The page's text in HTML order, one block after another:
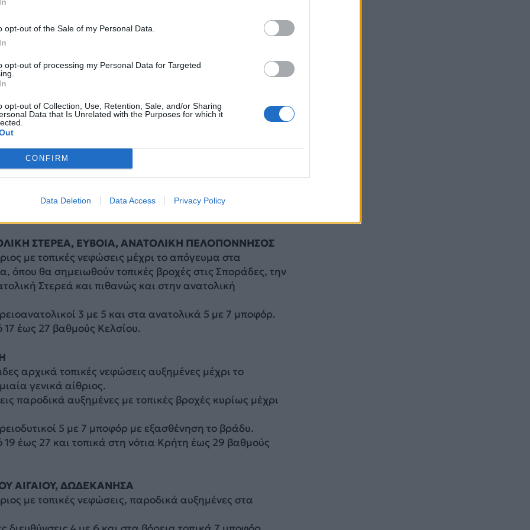
opt-out of the Sale of my Personal Data.
opt-out of processing my Personal Data for Targeted
opt-out of Collection, Use, Retention, Sale, and/or Sharing
Data that Is Unrelated with the Purposes for which it
CONFIRM
Data Deletion Data Access Privacy Policy
ΔΥΤΙΚΗ ΣΤΕΡΕΑ, ΔΥΤΙΚΗ ΠΕΛΟΠΟΝΝΗΣΟΣ
με παροδικά αυξημένες νεφώσεις τις μεσημβρινές και
στα ορεινά της Ηπείρου.
4 και τοπικά βορειοανατολικοί μέχρι 5 μποφόρ, από το
έως 28 βαθμούς Κελσίου. Στα βόρεια η ελάχιστη 3 με 4
ΣΤΕΡΕΑ, ΕΥΒΟΙΑ, ΑΝΑΤΟΛΙΚΗ ΠΕΛΟΠΟΝΝΗΣΟΣ
με τοπικές νεφώσεις μέχρι το απόγευμα στα
όπου θα σημειωθούν τοπικές βροχές στις Σποράδες, την
Στερεά και πιθανώς και στην ανατολική
3 με 5 και στα ανατολικά 5 με 7 μποφόρ.
έως 27 βαθμούς Κελσίου.
αρχικά τοπικές νεφώσεις αυξημένες μέχρι το
γενικά αίθριος.
παροδικά αυξημένες με τοπικές βροχές κυρίως μέχρι
5 με 7 μποφόρ με εξασθένηση το βράδυ.
έως 27 και τοπικά στη νότια Κρήτη έως 29 βαθμούς
ΑΙΓΑΙΟΥ, ΔΩΔΕΚΑΝΗΣΑ
με τοπικές νεφώσεις, παροδικά αυξημένες στα